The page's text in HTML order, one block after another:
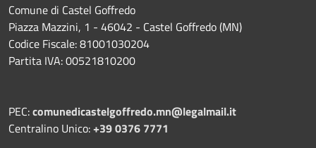
Comune di Castel Goffredo
Piazza Mazzini, 1 - 46042 - Castel Goffredo (MN)
Codice Fiscale: 81001030204
Partita IVA: 00521810200
PEC:comunedicastelgoffredo.mn@legalmail.it
Centralino Unico:+39 0376 7771